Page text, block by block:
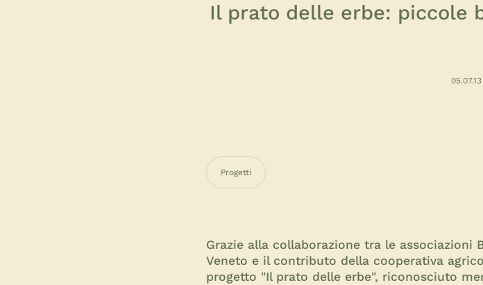
Il prato delle erbe: piccole
05.07.13
Progetti
Grazie alla collaborazione tra le associazioni
Veneto e il contributo della cooperativa
progetto "Il prato delle erbe", riconosciuto